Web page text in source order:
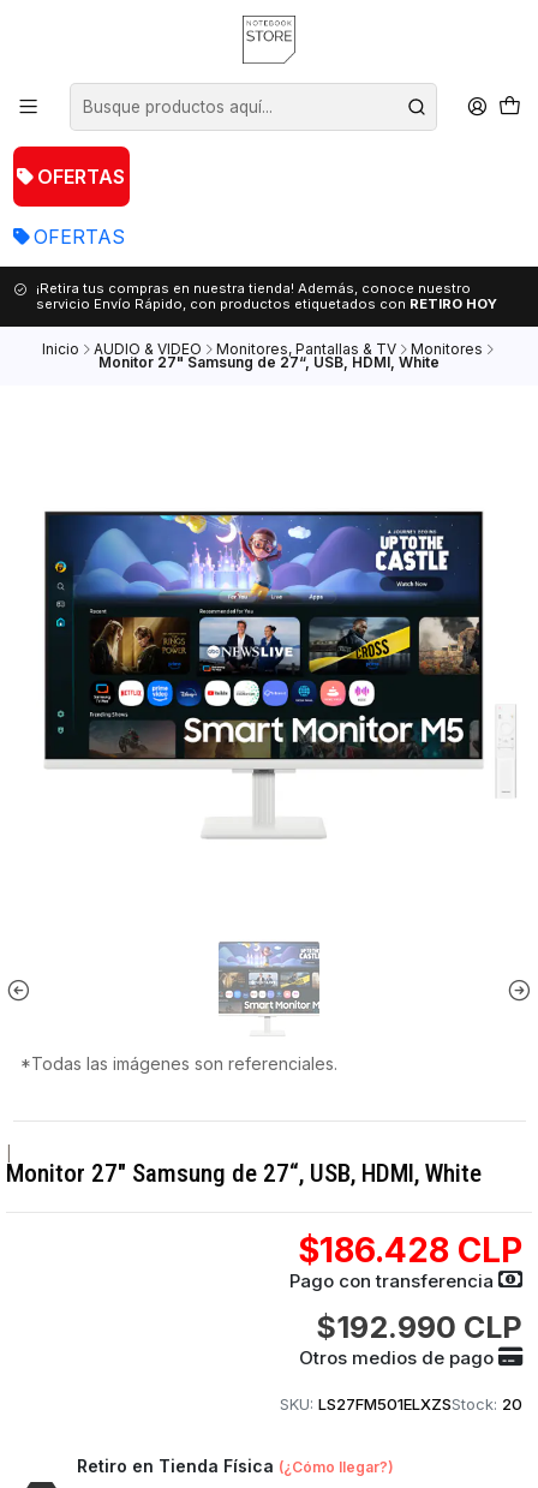
OFERTAS
OFERTAS
¡Retira tus compras en nuestra tienda! Además, conoce nuestro
servicio Envío Rápido, con productos etiquetados con RETIRO HOY
Inicio AUDIO & VIDEO Monitores, Pantallas & TV Monitores
Monitor 27" Samsung de 27“, USB, HDMI, White
*Todas las imágenes son referenciales.
Monitor 27" Samsung de 27“, USB, HDMI, White
$186.428 CLP
Pago con transferencia
$192.990 CLP
Otros medios de pago
SKU: LS27FM501ELXZSStock: 20
Retiro en Tienda Física (¿Cómo llegar?)